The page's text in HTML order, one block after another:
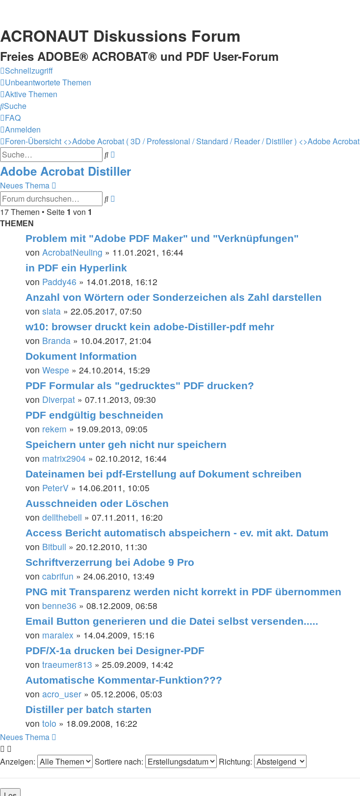
ACRONAUT Diskussions Forum
Freies ADOBE® ACROBAT® und PDF User-Forum
Schnellzugriff
Unbeantwortete Themen
Aktive Themen
Suche
FAQ
Anmelden
Foren-Übersicht <>Adobe Acrobat ( 3D / Professional / Standard / Reader / Distiller ) <>Adobe
Suche
Suche
Adobe Acrobat Distiller
Neues Thema
Suche
17 Themen • Seite 1 von 1
THEMEN
Problem mit "Adobe PDF Maker" und "Verknüpfungen"
von AcrobatNeuling » 11.01.2021, 16:44
in PDF ein Hyperlink
von Paddy46 » 14.01.2018, 16:12
Anzahl von Wörtern oder Sonderzeichen als Zahl darstellen
von slata » 22.05.2017, 07:50
w10: browser druckt kein adobe-Distiller-pdf mehr
von Branda » 10.04.2017, 21:04
Dokument Information
von Wespe » 24.10.2014, 15:29
PDF Formular als "gedrucktes" PDF drucken?
von Diverpat » 07.11.2013, 09:30
PDF endgültig beschneiden
von rekem » 19.09.2013, 09:05
Speichern unter geh nicht nur speichern
von matrix2904 » 02.10.2012, 16:44
Dateinamen bei pdf-Erstellung auf Dokument schreiben
von PeterV » 14.06.2011, 10:05
Ausschneiden oder Löschen
von dellthebell » 07.11.2011, 16:20
Access Bericht automatisch abspeichern - ev. mit akt. Datum
von Bitbull » 20.12.2010, 11:30
Schriftverzerrung bei Adobe 9 Pro
von cabrifun » 24.06.2010, 13:49
PNG mit Transparenz werden nicht korrekt in PDF übernommen
von benne36 » 08.12.2009, 06:58
Email Button generieren und die Datei selbst versenden.....
von maralex » 14.04.2009, 15:16
PDF/X-1a drucken bei Designer-PDF
von traeumer813 » 25.09.2009, 14:42
Automatische Kommentar-Funktion???
von acro_user » 05.12.2006, 05:03
Distiller per batch starten
von tolo » 18.09.2008, 16:22
Neues Thema
Anzeigen: Sortiere nach: Richtung: